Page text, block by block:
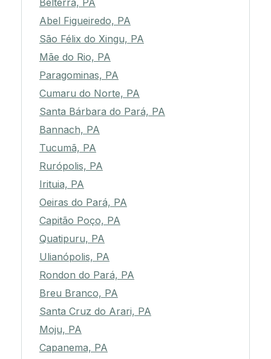
Belterra, PA
Abel Figueiredo, PA
São Félix do Xingu, PA
Mãe do Rio, PA
Paragominas, PA
Cumaru do Norte, PA
Santa Bárbara do Pará, PA
Bannach, PA
Tucumã, PA
Rurópolis, PA
Irituia, PA
Oeiras do Pará, PA
Capitão Poço, PA
Quatipuru, PA
Ulianópolis, PA
Rondon do Pará, PA
Breu Branco, PA
Santa Cruz do Arari, PA
Moju, PA
Capanema, PA